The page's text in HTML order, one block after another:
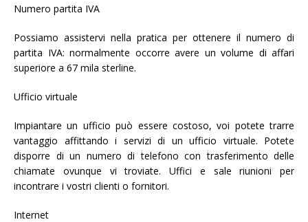
Numero partita IVA
Possiamo assistervi nella pratica per ottenere il numero di
partita IVA: normalmente occorre avere un volume di affari
superiore a 67 mila sterline.
Ufficio virtuale
Impiantare un ufficio può essere costoso, voi potete trarre
vantaggio affittando i servizi di un ufficio virtuale. Potete
disporre di un numero di telefono con trasferimento delle
chiamate ovunque vi troviate. Uffici e sale riunioni per
incontrare i vostri clienti o fornitori.
Internet